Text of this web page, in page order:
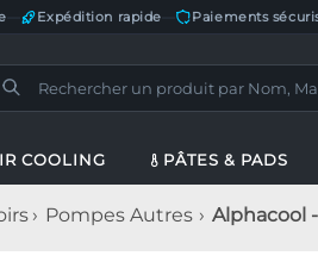
Expédition rapide Paiements
COOLING PÂTES & PADS
Pompes Autres Alphacool